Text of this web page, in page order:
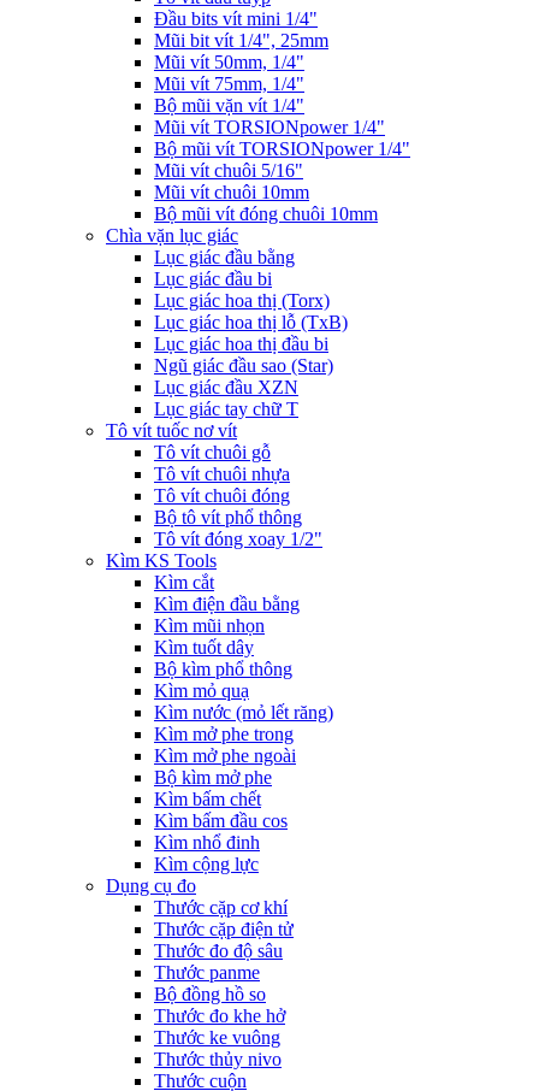
Đầu bits vít mini 1/4"
Mũi bit vít 1/4", 25mm
Mũi vít 50mm, 1/4"
Mũi vít 75mm, 1/4"
Bộ mũi vặn vít 1/4"
Mũi vít TORSIONpower 1/4"
Bộ mũi vít TORSIONpower 1/4"
Mũi vít chuôi 5/16"
Mũi vít chuôi 10mm
Bộ mũi vít đóng chuôi 10mm
Chìa vặn lục giác
Lục giác đầu bằng
Lục giác đầu bi
Lục giác hoa thị (Torx)
Lục giác hoa thị lỗ (TxB)
Lục giác hoa thị đầu bi
Ngũ giác đầu sao (Star)
Lục giác đầu XZN
Lục giác tay chữ T
Tô vít tuốc nơ vít
Tô vít chuôi gỗ
Tô vít chuôi nhựa
Tô vít chuôi đóng
Bộ tô vít phổ thông
Tô vít đóng xoay 1/2"
Kìm KS Tools
Kìm cắt
Kìm điện đầu bằng
Kìm mũi nhọn
Kìm tuốt dây
Bộ kìm phổ thông
Kìm mỏ quạ
Kìm nước (mỏ lết răng)
Kìm mở phe trong
Kìm mở phe ngoài
Bộ kìm mở phe
Kìm bấm chết
Kìm bấm đầu cos
Kìm nhổ đinh
Kìm cộng lực
Dụng cụ đo
Thước cặp cơ khí
Thước cặp điện tử
Thước đo độ sâu
Thước panme
Bộ đồng hồ so
Thước đo khe hở
Thước ke vuông
Thước thủy nivo
Thước cuộn